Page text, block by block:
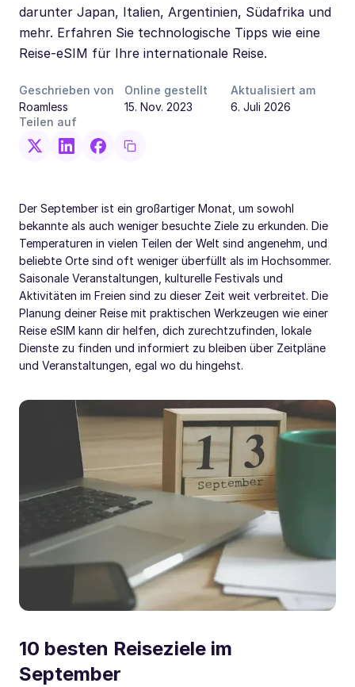
darunter Japan, Italien, Argentinien, Südafrika und
mehr. Erfahren Sie technologische Tipps wie eine
Reise-eSIM für Ihre internationale Reise.
Geschrieben von
Roamless
Online gestellt
15. Nov. 2023
Aktualisiert am
6. Juli 2026
Teilen auf
Der September ist ein großartiger Monat, um sowohl
bekannte als auch weniger besuchte Ziele zu erkunden. Die
Temperaturen in vielen Teilen der Welt sind angenehm, und
beliebte Orte sind oft weniger überfüllt als im Hochsommer.
Saisonale Veranstaltungen, kulturelle Festivals und
Aktivitäten im Freien sind zu dieser Zeit weit verbreitet. Die
Planung deiner Reise mit praktischen Werkzeugen wie einer
Reise eSIM kann dir helfen, dich zurechtzufinden, lokale
Dienste zu finden und informiert zu bleiben über Zeitpläne
und Veranstaltungen, egal wo du hingehst.
10 besten Reiseziele im
September